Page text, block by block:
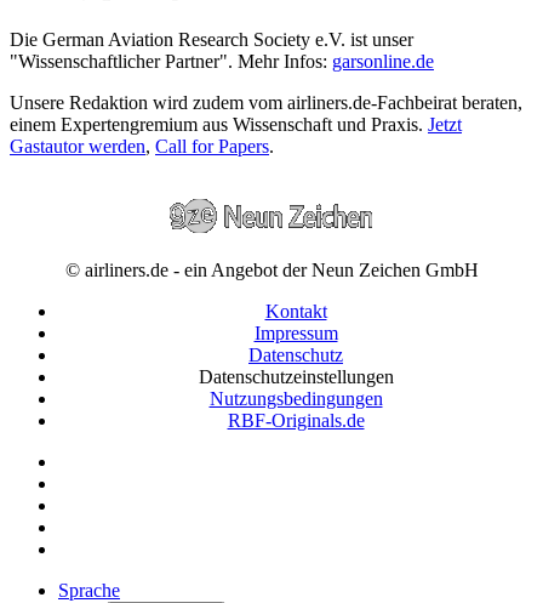
Die German Aviation Research Society e.V. ist unser
"Wissenschaftlicher Partner". Mehr Infos: garsonline.de
Unsere Redaktion wird zudem vom airliners.de-Fachbeirat beraten,
einem Expertengremium aus Wissenschaft und Praxis. Jetzt
Gastautor werden, Call for Papers.
© airliners.de - ein Angebot der Neun Zeichen GmbH
Kontakt
Impressum
Datenschutz
Datenschutzeinstellungen
Nutzungsbedingungen
RBF-Originals.de
Sprache